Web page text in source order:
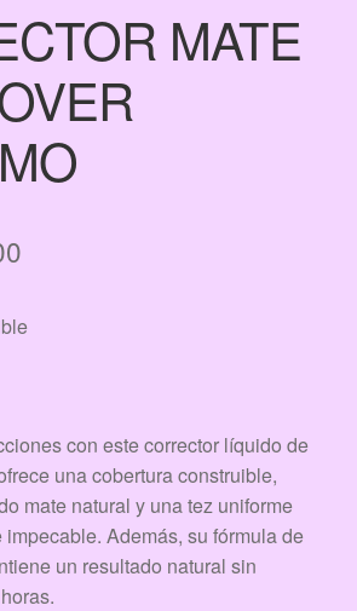
MATE
El
actual
con este corrector líquido de
una cobertura construible,
mate natural y una tez uniforme
Además, su fórmula de
un resultado natural sin